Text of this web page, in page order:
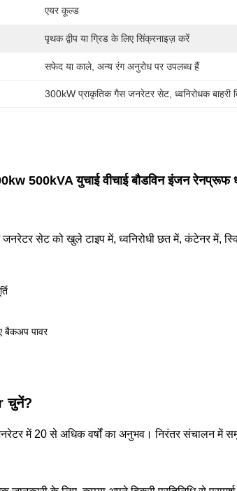
एयर कूल्ड
पृथक द्वीप या ग्रिड के लिए सिंक्रनाइज़ करें
सफेद या काले, अन्य रंग अनुरोध पर उपलब्ध हैं
300kW प्राकृतिक गैस जनरेटर सेट, ध्वनिरोधक
500kVA युचाई वीचाई बौडविन इंजन रेनप्रूफ
जनरेटर सेट को खुले टाइप में, ध्वनिरोधी छत में, कंटेनर में,
बैकअप पावर
चुनें?
में 20 से अधिक वर्षों का अनुभव। निरंतर संचालन में